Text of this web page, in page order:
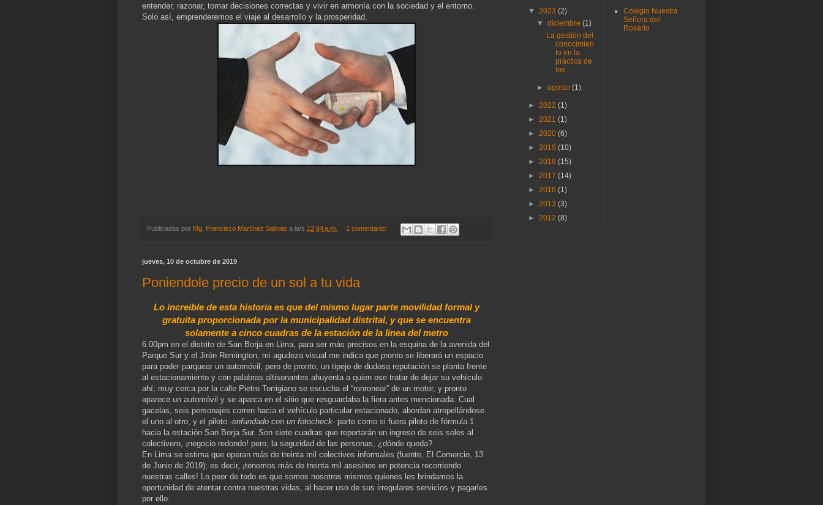
entender, razonar, tomar decisiones correctas y vivir en armonía con la sociedad y el entorno.
Solo así, emprenderemos el viaje al desarrollo y la prosperidad.
Publicadas por Mg. Francisco Martínez Salinas a la/s 12:44 a.m. 1 comentario:
jueves, 10 de octubre de 2019
Poniendole precio de un sol a tu vida
Lo increible de esta historia es que del mismo lugar parte movilidad formal y
gratuita proporcionada por la municipalidad distrital, y que se encuentra
solamente a cinco cuadras de la estación de la linea del metro
6.00pm en el distrito de San Borja en Lima, para ser más precisos en la esquina de la avenida del
Parque Sur y el Jirón Remington, mi agudeza visual me indica que pronto se liberará un espacio
para poder parquear un automóvil, pero de pronto, un tipejo de dudosa reputación se planta frente
al estacionamiento y con palabras altisonantes ahuyenta a quien ose tratar de dejar su vehículo
ahí; muy cerca por la calle Pietro Torrigiano se escucha el “ronronear” de un motor, y pronto
aparece un automóvil y se aparca en el sitio que resguardaba la fiera antes mencionada. Cual
gacelas, seis personajes corren hacia el vehículo particular estacionado, abordan atropellándose
el uno al otro, y el piloto -enfundado con un fotocheck- parte como si fuera piloto de fórmula 1
hacia la estación San Borja Sur. Son siete cuadras que reportarán un ingreso de seis soles al
colectivero, ¡negocio redondo! pero, la seguridad de las personas, ¿dónde queda?
En Lima se estima que operan más de treinta mil colectivos informales (fuente, El Comercio, 13
de Junio de 2019); es decir, ¡tenemos más de treinta mil asesinos en potencia recorriendo
nuestras calles! Lo peor de todo es que somos nosotros mismos quienes les brindamos la
oportunidad de atentar contra nuestras vidas, al hacer uso de sus irregulares servicios y pagarles
por ello.
▼ 2023 (2)
▼diciembre(1)
La gestión del
conocimien
to en la
práctica de
los ...
►agosto(1)
► 2022 (1)
► 2021 (1)
► 2020 (6)
► 2019 (10)
► 2018 (15)
► 2017 (14)
► 2016 (1)
► 2013 (3)
► 2012 (8)
Colegio Nuestra
Señora del
Rosario